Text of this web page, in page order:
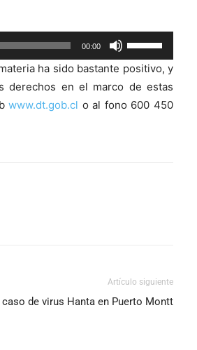
para
aumentar
o
disminuir
el
00:00
las
teclas
de
flecha
ha sido bastante positivo, y
derechos en el marco de estas
www.dt.gob.cl o al fono 600 450
Artículo siguiente
de virus Hanta en Puerto Montt